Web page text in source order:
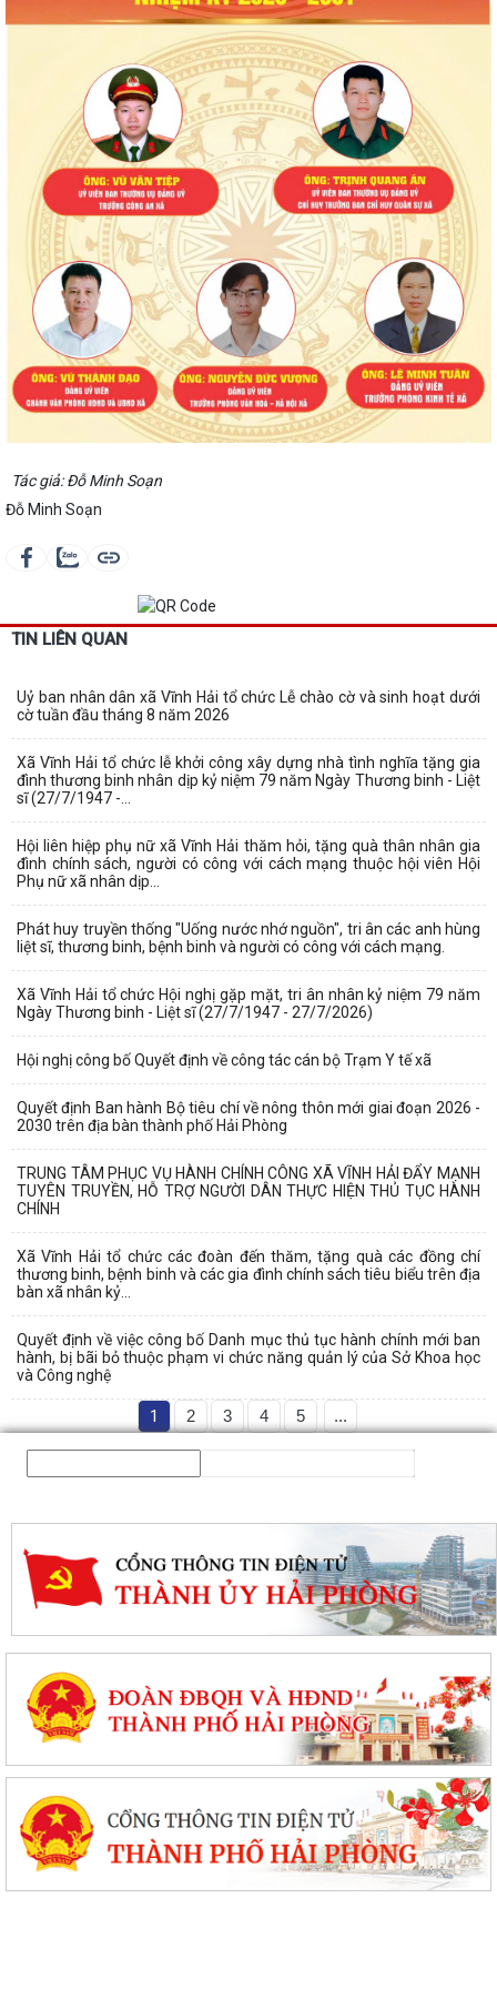
Tác giả: Đỗ Minh Soạn
Đỗ Minh Soạn
TIN LIÊN QUAN
Uỷ ban nhân dân xã Vĩnh Hải tổ chức Lễ chào cờ và sinh hoạt dưới
cờ tuần đầu tháng 8 năm 2026
Xã Vĩnh Hải tổ chức lễ khởi công xây dựng nhà tình nghĩa tặng gia
đình thương binh nhân dịp kỷ niệm 79 năm Ngày Thương binh - Liệt
sĩ (27/7/1947 -...
Hội liên hiệp phụ nữ xã Vĩnh Hải thăm hỏi, tặng quà thân nhân gia
đình chính sách, người có công với cách mạng thuộc hội viên Hội
Phụ nữ xã nhân dịp...
Phát huy truyền thống "Uống nước nhớ nguồn", tri ân các anh hùng
liệt sĩ, thương binh, bệnh binh và người có công với cách mạng.
Xã Vĩnh Hải tổ chức Hội nghị gặp mặt, tri ân nhân kỷ niệm 79 năm
Ngày Thương binh - Liệt sĩ (27/7/1947 - 27/7/2026)
Hội nghị công bố Quyết định về công tác cán bộ Trạm Y tế xã
Quyết định Ban hành Bộ tiêu chí về nông thôn mới giai đoạn 2026 -
2030 trên địa bàn thành phố Hải Phòng
TRUNG TÂM PHỤC VỤ HÀNH CHÍNH CÔNG XÃ VĨNH HẢI ĐẨY MẠNH
TUYÊN TRUYỀN, HỖ TRỢ NGƯỜI DÂN THỰC HIỆN THỦ TỤC HÀNH
CHÍNH
Xã Vĩnh Hải tổ chức các đoàn đến thăm, tặng quà các đồng chí
thương binh, bệnh binh và các gia đình chính sách tiêu biểu trên địa
bàn xã nhân kỷ...
Quyết định về việc công bố Danh mục thủ tục hành chính mới ban
hành, bị bãi bỏ thuộc phạm vi chức năng quản lý của Sở Khoa học
và Công nghệ
1 2 3 4 5 ...